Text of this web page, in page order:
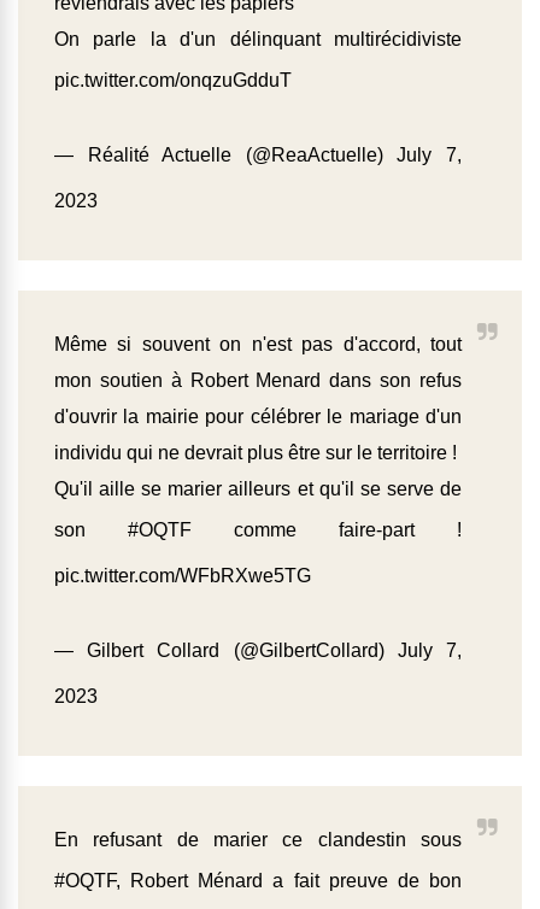
On parle la d'un délinquant multirécidiviste
pic.twitter.com/onqzuGdduT
— Réalité Actuelle (@ReaActuelle)July 7,
2023
Même si souvent on n'est pas d'accord, tout
mon soutien à Robert Menard dans son refus
d'ouvrir la mairie pour célébrer le mariage d'un
individu qui ne devrait plus être sur le territoire !
Qu'il aille se marier ailleurs et qu'il se serve de
son #OQTF comme faire-part !
pic.twitter.com/WFbRXwe5TG
— Gilbert Collard (@GilbertCollard) July 7,
2023
En refusant de marier ce clandestin sous
#OQTF, Robert Ménard a fait preuve de bon